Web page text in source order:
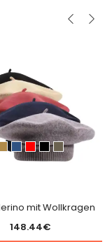
mit Wollkragen
148.44€